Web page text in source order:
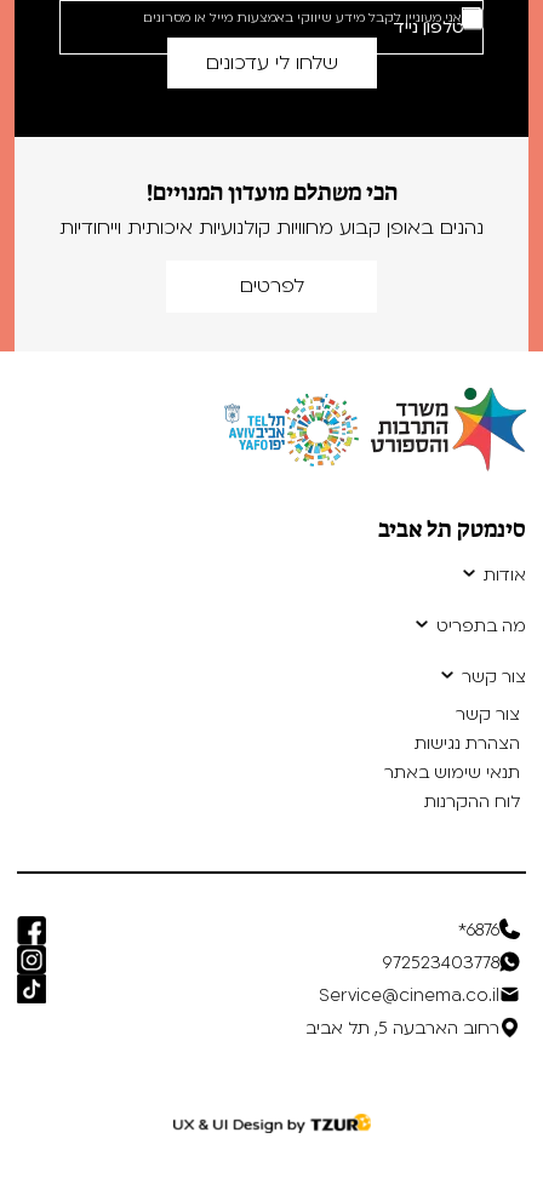
אני מעוניין לקבל מידע שיווקי באמצעות מייל או מסרונים
הכי משתלם מועדון המנויים!
נהנים באופן קבוע מחוויות קולנועיות איכותית וייחודיות
לפרטים
סינמטק תל אביב
אודות
מה בתפריט
צור קשר
צור קשר
הצהרת נגישות
תנאי שימוש באתר
לוח ההקרנות
6876*
972523403778
Service@cinema.co.il
רחוב הארבעה 5, תל אביב